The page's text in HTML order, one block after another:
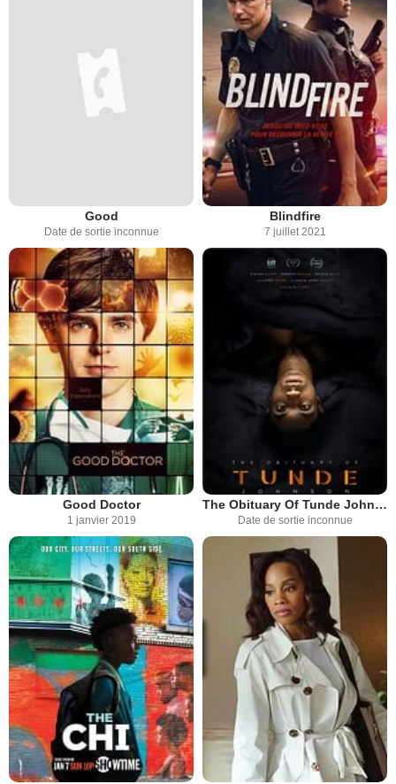
Good
Date de sortie inconnue
Blindfire
7 juillet 2021
Good Doctor
1 janvier 2019
The Obituary Of Tunde Johnson
Date de sortie inconnue